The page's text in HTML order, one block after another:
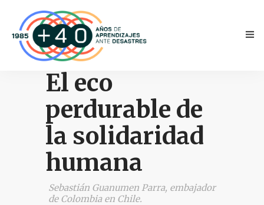
ANTECEDENTES
El eco
perdurable de
la solidaridad
humana
Sebastián Guanumen Parra, embajador
de Colombia en Chile.